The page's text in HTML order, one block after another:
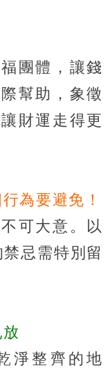
團體，讓錢
幫助，象徵
財運走得更
為要避免！
可大意。以
忌需特別留
淨整齊的地